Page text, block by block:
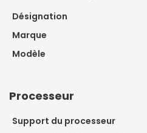
Désignation
Marque
Modèle
Processeur
Support du processeur